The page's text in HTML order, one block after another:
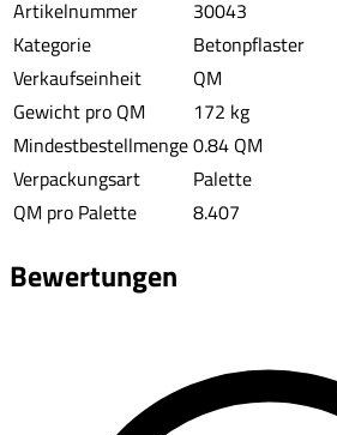
Artikelnummer
30043
Kategorie
Betonpflaster
Verkaufseinheit
QM
Gewicht pro QM
172 kg
Mindestbestellmenge0.84 QM
Verpackungsart
Palette
QM pro Palette
8.407
Bewertungen